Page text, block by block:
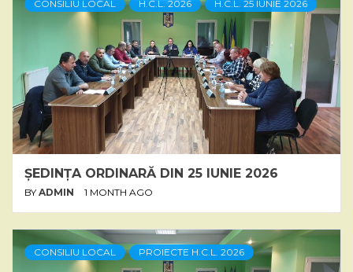
CONSILIU LOCAL H.C.L. 2026 H.C.L. 25 IUNIE 2026
ȘEDINȚA ORDINARĂ DIN 25 IUNIE 2026
BY ADMIN 1 MONTH AGO
CONSILIU LOCAL PROIECTE H.C.L. 2026